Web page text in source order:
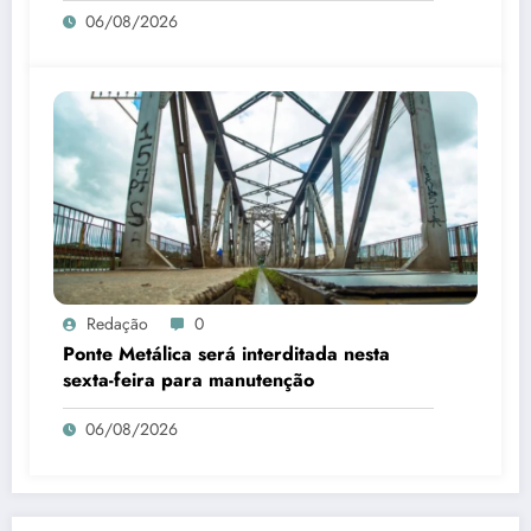
06/08/2026
Redação 0
Ponte Metálica será interditada nesta
sexta-feira para manutenção
06/08/2026